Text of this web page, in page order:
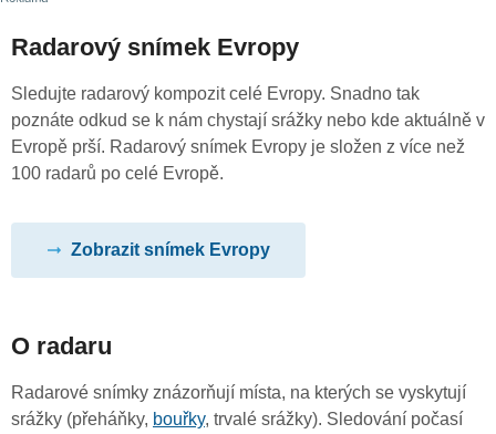
Radarový snímek Evropy
Sledujte radarový kompozit celé Evropy. Snadno tak
poznáte odkud se k nám chystají srážky nebo kde aktuálně v
Evropě prší. Radarový snímek Evropy je složen z více než
100 radarů po celé Evropě.
Zobrazit snímek Evropy
O radaru
Radarové snímky znázorňují místa, na kterých se vyskytují
srážky (přeháňky, bouřky, trvalé srážky). Sledování počasí